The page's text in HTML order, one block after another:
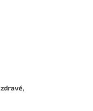
zdravé,